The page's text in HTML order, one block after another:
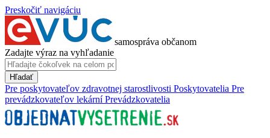
Preskočiť navigáciu
samospráva občanom
Zadajte výraz na vyhľadanie
Hľadať
Pre poskytovateľov zdravotnej starostlivosti Poskytovatelia Pre
prevádzkovateľov lekární Prevádzkovatelia